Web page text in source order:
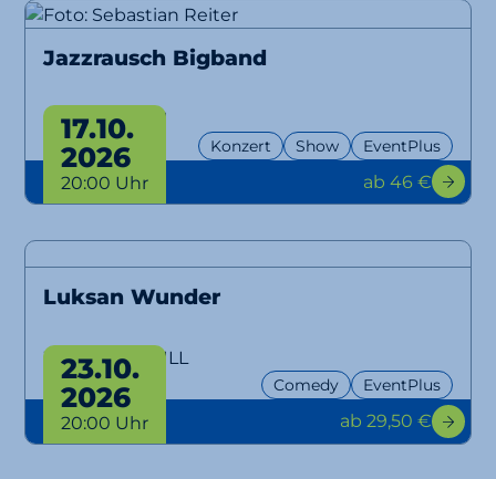
Jazzrausch Bigband
Bangers Only!
Konzert Show EventPlus
17.10.
2026
20:00 Uhr ab 46 €
Luksan Wunder
WTFM100, NULL
Comedy EventPlus
23.10.
2026
20:00 Uhr ab 29,50 €